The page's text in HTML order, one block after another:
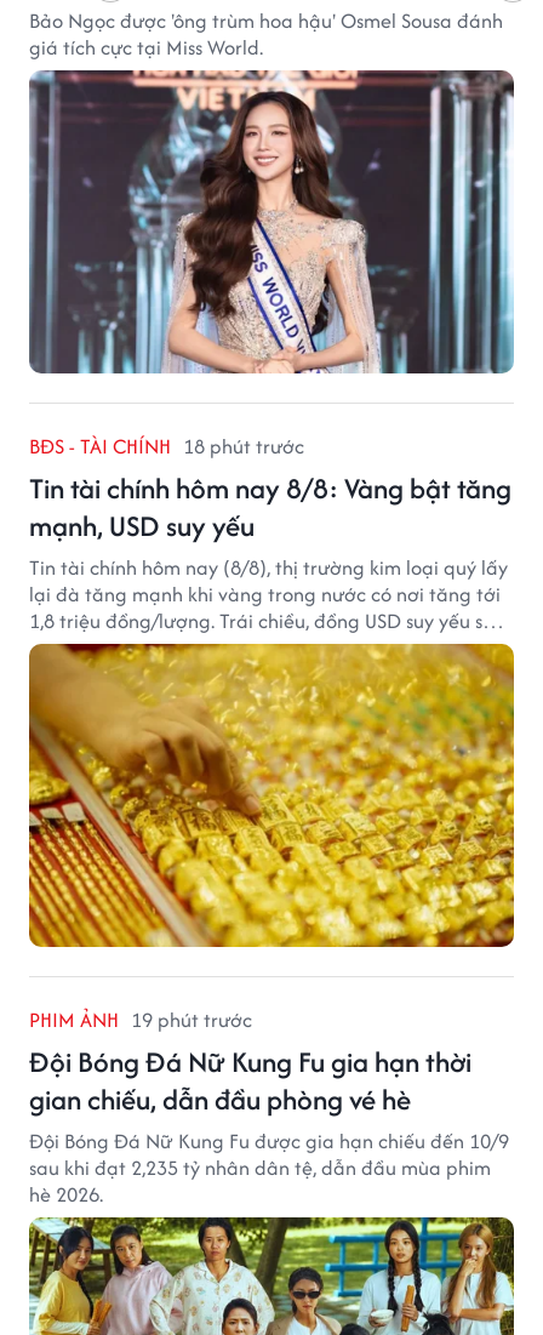
Bảo Ngọc được 'ông trùm hoa hậu' Osmel Sousa đánh
giá tích cực tại Miss World.
BĐS - TÀI CHÍNH 18 phút trước
Tin tài chính hôm nay 8/8: Vàng bật tăng
mạnh, USD suy yếu
Tin tài chính hôm nay (8/8), thị trường kim loại quý lấy
lại đà tăng mạnh khi vàng trong nước có nơi tăng tới
1,8 triệu đồng/lượng. Trái chiều, đồng USD suy yếu sau
báo cáo việc làm Mỹ kém tích cực.
PHIM ẢNH 19 phút trước
Đội Bóng Đá Nữ Kung Fu gia hạn thời
gian chiếu, dẫn đầu phòng vé hè
Đội Bóng Đá Nữ Kung Fu được gia hạn chiếu đến 10/9
sau khi đạt 2,235 tỷ nhân dân tệ, dẫn đầu mùa phim
hè 2026.